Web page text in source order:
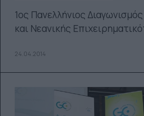
1ος Πανελλήνιος
και Νεανικής
24.04.2014